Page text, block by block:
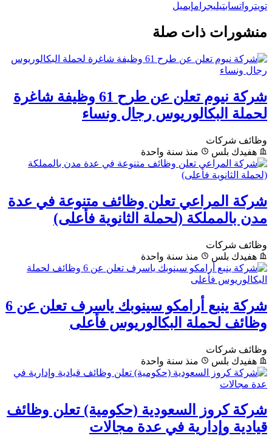
تويتر واتسابتيليجرامإيميل
منشورات ذات صلة
شركة نيوم تعلن عن طرح 61 وظيفة شاغرة
لحملة البكالوريوس رجال ونساء
وظائف شركات
هفيدك بلس
منذ سنة واحدة
شركة المراعي تعلن وظائف متنوعة في عدة
مدن بالمملكة (لحملة الثانوية فأعلى)
وظائف شركات
هفيدك بلس
منذ سنة واحدة
شركة ينبع أرامكو سينوبك ياسرف تعلن عن 6
وظائف لحملة البكالوريوس فأعلى
وظائف شركات
هفيدك بلس
منذ سنة واحدة
شركة كروز السعودية (حكومية) تعلن وظائف
قيادية وإدارية في عدة مجالات